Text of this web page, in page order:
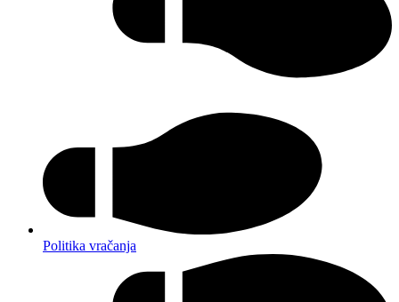
Politika vračanja